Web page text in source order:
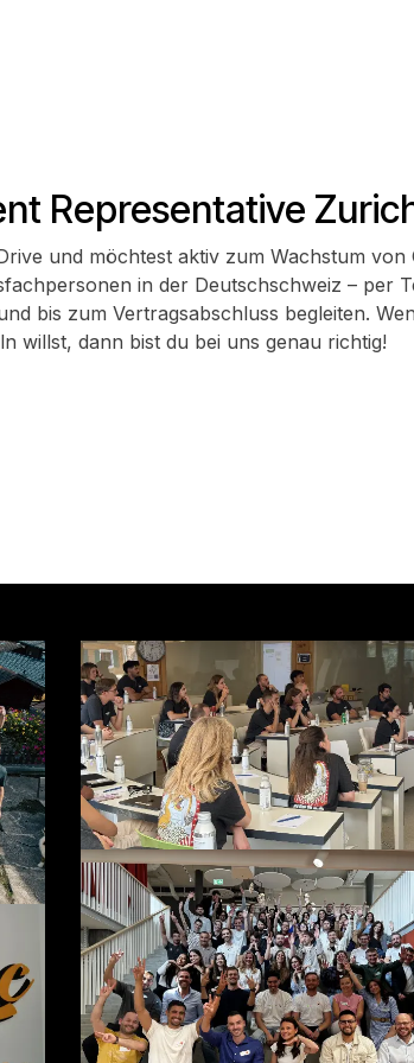
Representative
und möchtest aktiv zum Wachstum
in der Deutschschweiz – per
bis zum Vertragsabschluss begleiten.
willst, dann bist du bei uns genau richtig!